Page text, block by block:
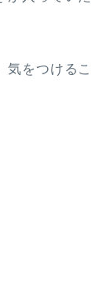
気をつけるこ